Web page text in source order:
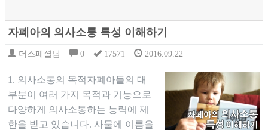
자폐아의 의사소통 특성 이해하기
더스페셜님 0 17571 2016.09.22
1. 의사소통의 목적자폐아들의 대
부분이 여러 가지 목적과 기능으로
다양하게 의사소통하는 능력에 제
한을 받고 있습니다. 사물에 이름을